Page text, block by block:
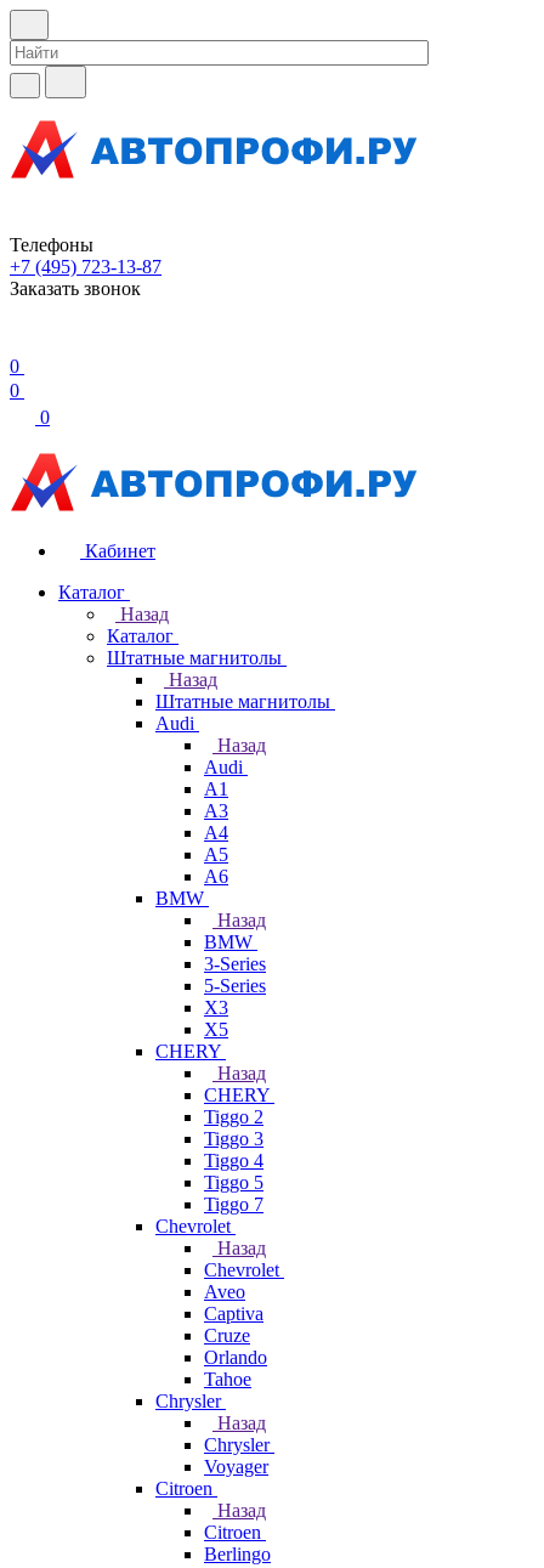
Телефоны
+7 (495) 723-13-87
Заказать звонок
0
0
0
Кабинет
Каталог
Назад
Каталог
Штатные магнитолы
Назад
Штатные магнитолы
Audi
Назад
Audi
A1
A3
A4
A5
A6
BMW
Назад
BMW
3-Series
5-Series
X3
X5
CHERY
Назад
CHERY
Tiggo 2
Tiggo 3
Tiggo 4
Tiggo 5
Tiggo 7
Chevrolet
Назад
Chevrolet
Aveo
Captiva
Cruze
Orlando
Tahoe
Chrysler
Назад
Chrysler
Voyager
Citroen
Назад
Citroen
Berlingo